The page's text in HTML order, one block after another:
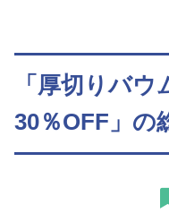
「厚切りバ
30％OFF」の